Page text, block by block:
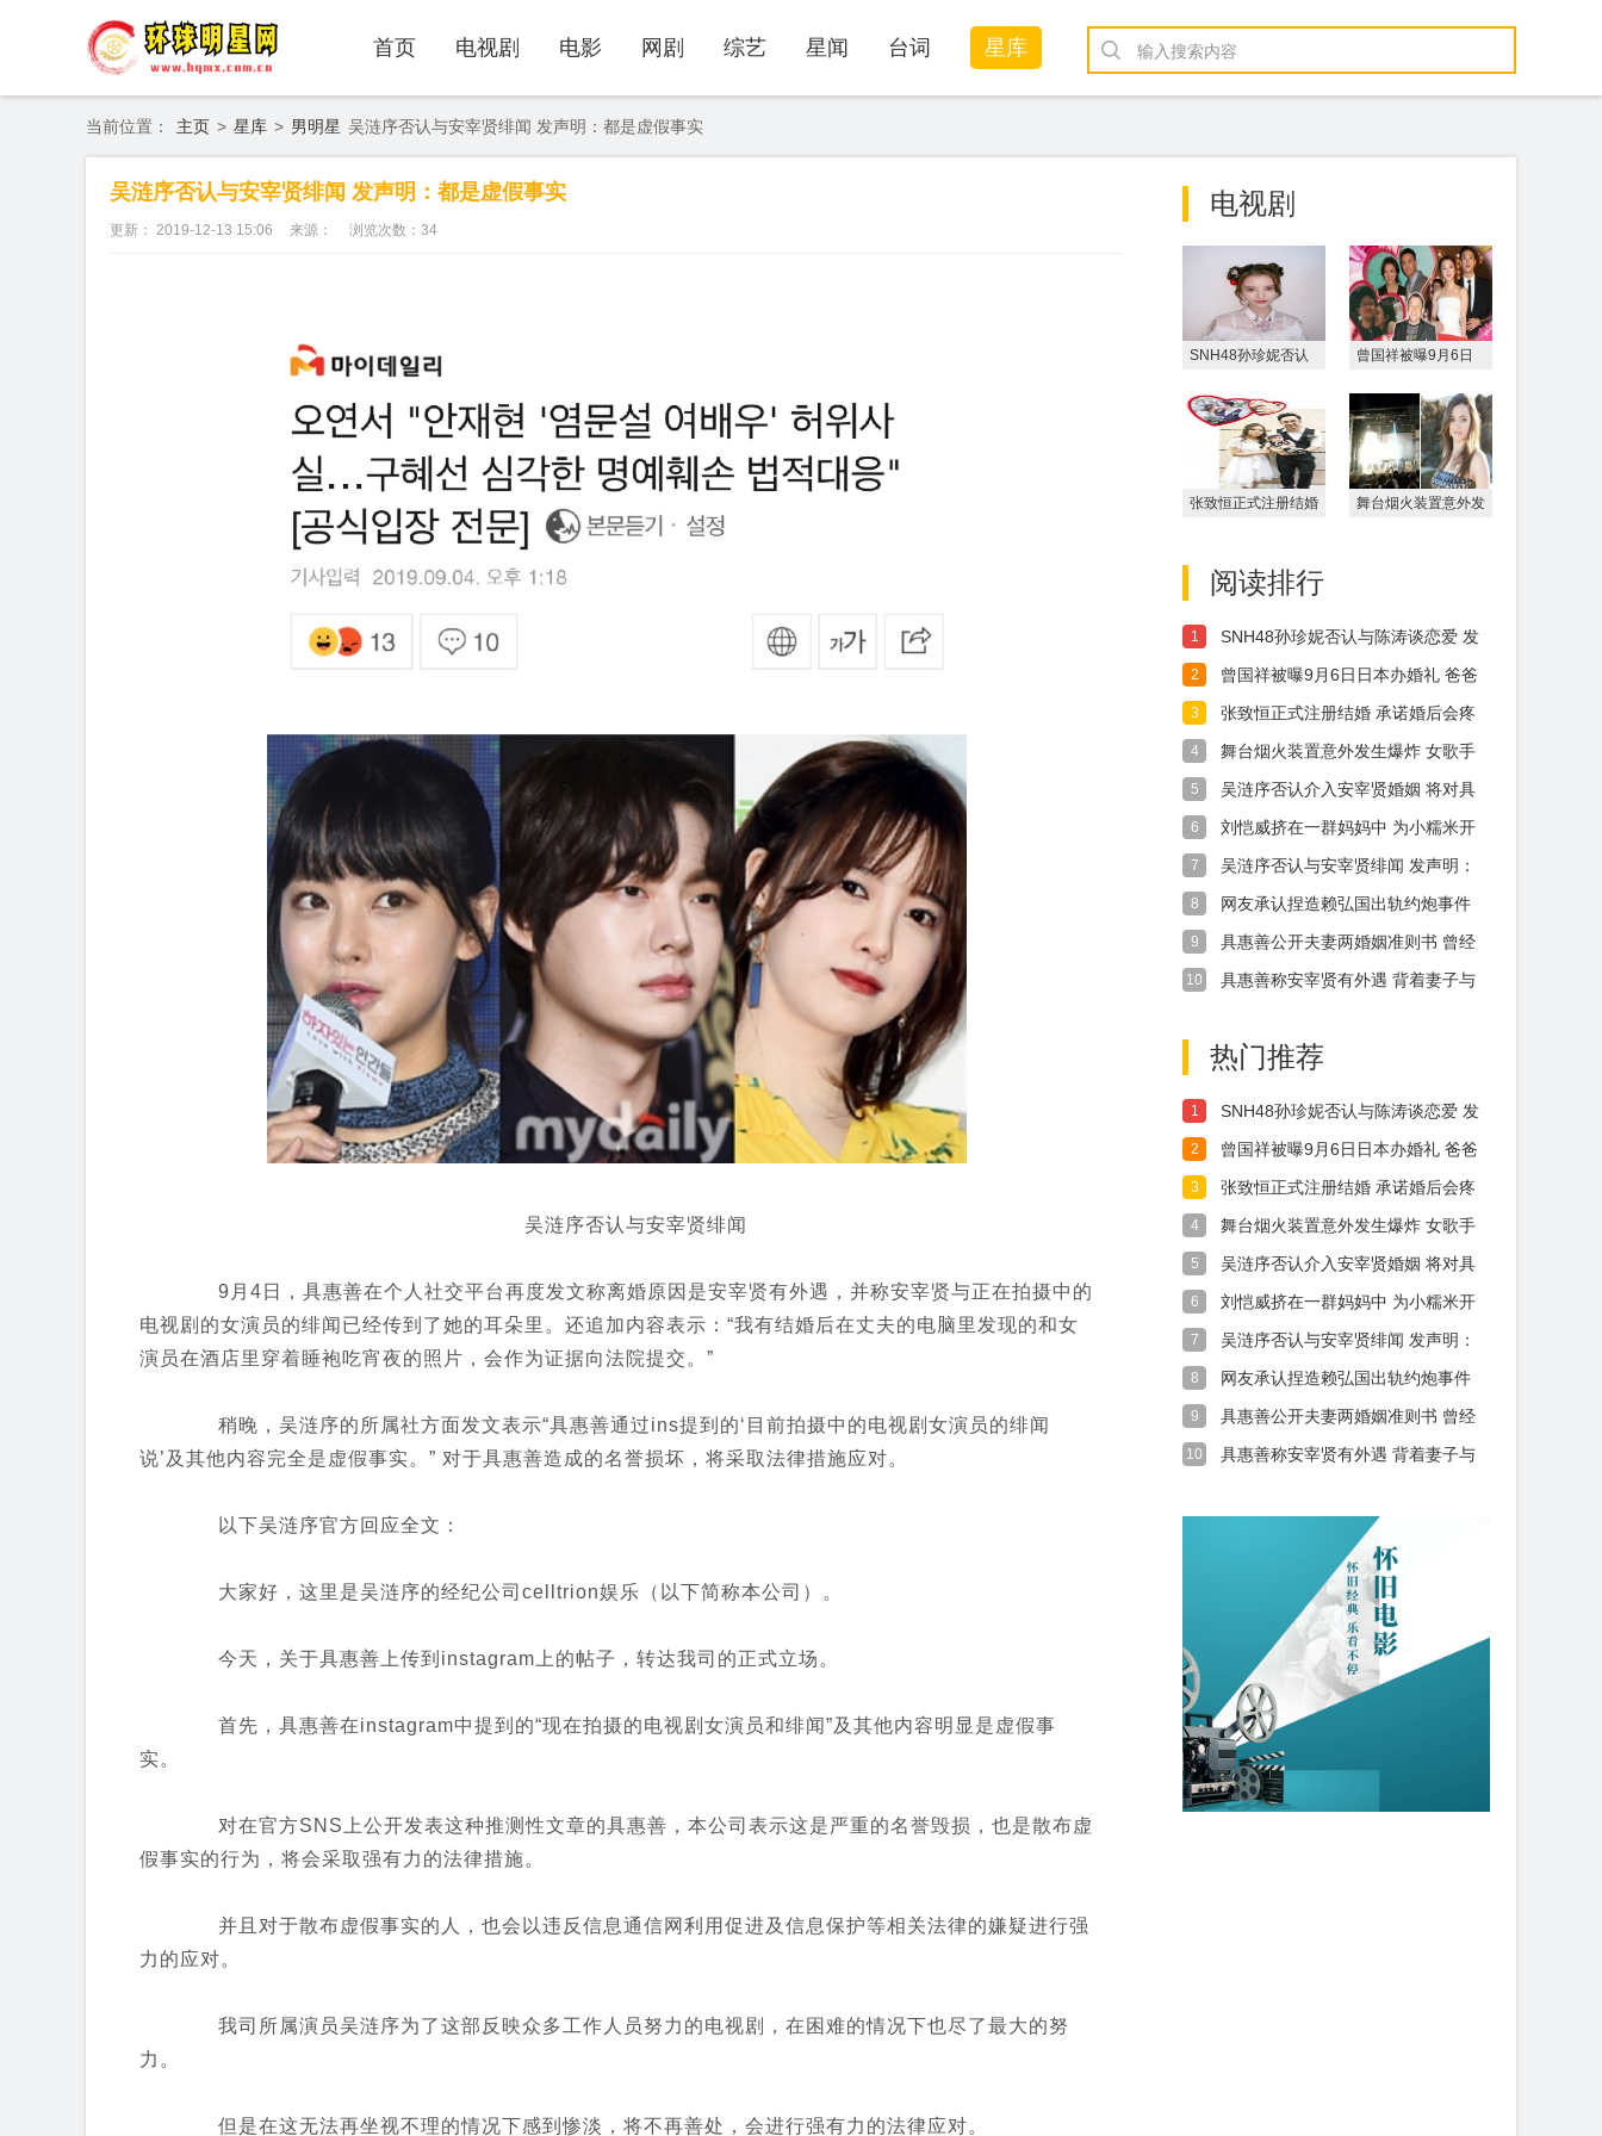
首页 电视剧 电影 网剧 综艺 星闻 台词 星库
当前位置： 主页 > 星库 > 男明星 吴涟序否认与安宰贤绯闻 发声明：都是虚假事实
吴涟序否认与安宰贤绯闻 发声明：都是虚假事实
更新： 2019-12-13 15:06 来源： 浏览次数： 34
吴涟序否认与安宰贤绯闻
9月4日，具惠善在个人社交平台再度发文称离婚原因是安宰贤有外遇，并称安宰贤与正在拍摄中的
电视剧的女演员的绯闻已经传到了她的耳朵里。还追加内容表示：“我有结婚后在丈夫的电脑里发现的和女
演员在酒店里穿着睡袍吃宵夜的照片，会作为证据向法院提交。”
稍晚，吴涟序的所属社方面发文表示“具惠善通过ins提到的‘目前拍摄中的电视剧女演员的绯闻
说’及其他内容完全是虚假事实。” 对于具惠善造成的名誉损坏，将采取法律措施应对。
以下吴涟序官方回应全文：
大家好，这里是吴涟序的经纪公司celltrion娱乐（以下简称本公司）。
今天，关于具惠善上传到instagram上的帖子，转达我司的正式立场。
首先，具惠善在instagram中提到的“现在拍摄的电视剧女演员和绯闻”及其他内容明显是虚假事
实。
对在官方SNS上公开发表这种推测性文章的具惠善，本公司表示这是严重的名誉毁损，也是散布虚
假事实的行为，将会采取强有力的法律措施。
并且对于散布虚假事实的人，也会以违反信息通信网利用促进及信息保护等相关法律的嫌疑进行强
力的应对。
我司所属演员吴涟序为了这部反映众多工作人员努力的电视剧，在困难的情况下也尽了最大的努
力。
但是在这无法再坐视不理的情况下感到惨淡，将不再善处，会进行强有力的法律应对。
电视剧
SNH48孙珍妮否认
道
曾国祥被曝9月6日
志伟
张致恒正式注册结婚
舞台烟火装置意外发
阅读排行
1
SNH48孙珍妮否认与陈涛谈恋爱 发
2
曾国祥被曝9月6日日本办婚礼 爸爸
3
张致恒正式注册结婚 承诺婚后会疼
4
舞台烟火装置意外发生爆炸 女歌手
5
吴涟序否认介入安宰贤婚姻 将对具
6
刘恺威挤在一群妈妈中 为小糯米开
7
吴涟序否认与安宰贤绯闻 发声明：
8
网友承认捏造赖弘国出轨约炮事件
9
具惠善公开夫妻两婚姻准则书 曾经
10
具惠善称安宰贤有外遇 背着妻子与
热门推荐
1
SNH48孙珍妮否认与陈涛谈恋爱 发
2
曾国祥被曝9月6日日本办婚礼 爸爸
3
张致恒正式注册结婚 承诺婚后会疼
4
舞台烟火装置意外发生爆炸 女歌手
5
吴涟序否认介入安宰贤婚姻 将对具
6
刘恺威挤在一群妈妈中 为小糯米开
7
吴涟序否认与安宰贤绯闻 发声明：
8
网友承认捏造赖弘国出轨约炮事件
9
具惠善公开夫妻两婚姻准则书 曾经
10
具惠善称安宰贤有外遇 背着妻子与